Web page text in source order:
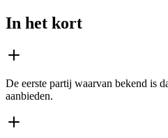
In het kort
De eerste partij waarvan bekend is
aanbieden.